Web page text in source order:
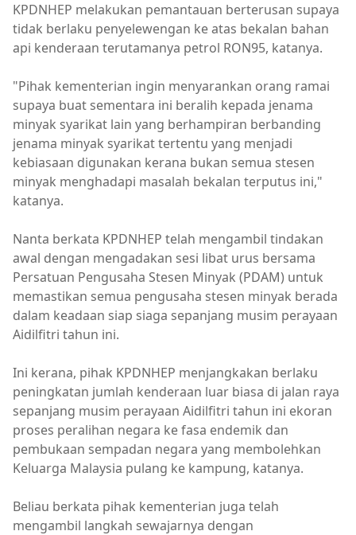
KPDNHEP melakukan pemantauan berterusan supaya
tidak berlaku penyelewengan ke atas bekalan bahan
api kenderaan terutamanya petrol RON95, katanya.
"Pihak kementerian ingin menyarankan orang ramai
supaya buat sementara ini beralih kepada jenama
minyak syarikat lain yang berhampiran berbanding
jenama minyak syarikat tertentu yang menjadi
kebiasaan digunakan kerana bukan semua stesen
minyak menghadapi masalah bekalan terputus ini,"
katanya.
Nanta berkata KPDNHEP telah mengambil tindakan
awal dengan mengadakan sesi libat urus bersama
Persatuan Pengusaha Stesen Minyak (PDAM) untuk
memastikan semua pengusaha stesen minyak berada
dalam keadaan siap siaga sepanjang musim perayaan
Aidilfitri tahun ini.
Ini kerana, pihak KPDNHEP menjangkakan berlaku
peningkatan jumlah kenderaan luar biasa di jalan raya
sepanjang musim perayaan Aidilfitri tahun ini ekoran
proses peralihan negara ke fasa endemik dan
pembukaan sempadan negara yang membolehkan
Keluarga Malaysia pulang ke kampung, katanya.
Beliau berkata pihak kementerian juga telah
mengambil langkah sewajarnya dengan